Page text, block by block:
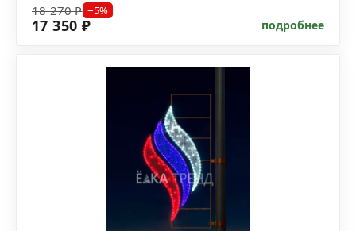
18 270 ₽ −5%
17 350 ₽ подробнее